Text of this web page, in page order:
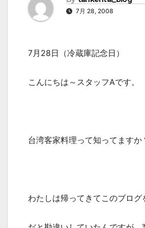
7月 28, 2008
7月28日（冷蔵庫記念日）
こんにちは～スタッフAです。
台湾客家料理って知ってますか
わたしは帰ってきてこのブロ